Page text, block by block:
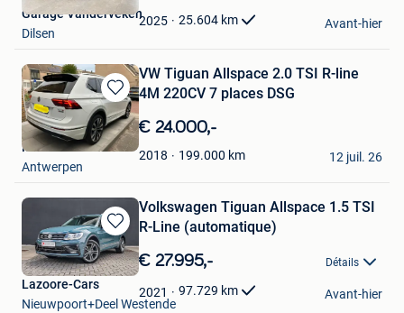
Favoris2025 25.604 km
Garage Vanderveken
Dilsen
Avant-hier
Sauvegarder
dans
Mes
Favoris
VW Tiguan Allspace 2.0 TSI R-line
4M 220CV 7 places DSG
€ 24.000,-
2018 199.000 km
Muit
Antwerpen
12 juil. 26
Sauvegarder
dans
Mes
Favoris
Volkswagen Tiguan Allspace 1.5 TSI
R-Line (automatique)
€ 27.995,- Détails
2021 97.729 km
Lazoore-Cars
Nieuwpoort+Deel Westende
Avant-hier